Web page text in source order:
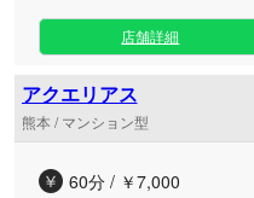
お仕事などでお疲れの大人
たします。当ルームは、周
お過ごしいただける、落ち
となっております。 女性セラピストによる極上のマッサージ
は、お客様のお気持ちに寄
い時や、お出かけの合間の
店舗詳細
アクエリアス
熊本 / マンション型
60分 / ￥7,000